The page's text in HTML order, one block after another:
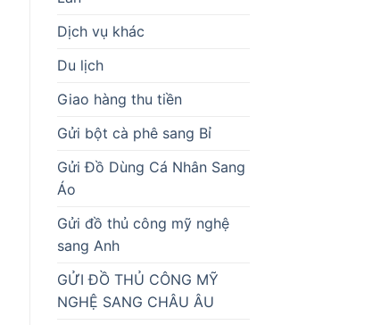
Dịch vụ khác
Du lịch
Giao hàng thu tiền
Gửi bột cà phê sang Bỉ
Gửi Đồ Dùng Cá Nhân Sang
Áo
Gửi đồ thủ công mỹ nghệ
sang Anh
GỬI ĐỒ THỦ CÔNG MỸ
NGHỆ SANG CHÂU ÂU